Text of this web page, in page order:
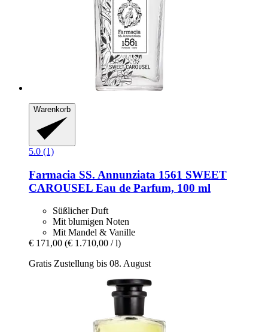
Warenkorb
5.0 (1)
Farmacia SS. Annunziata 1561 SWEET
CAROUSEL Eau de Parfum, 100 ml
Süßlicher Duft
Mit blumigen Noten
Mit Mandel & Vanille
€ 171,00 (€ 1.710,00 / l)
Gratis Zustellung bis 08. August